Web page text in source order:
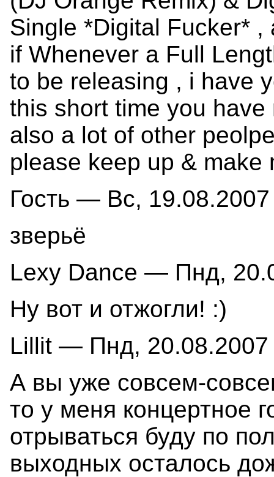
Single *Digital Fucker*
if Whenever a Full
to be releasing , i have
this short time you
also a lot of other
please keep up & make
Гость — Вс,
зверьё
Lexy Dance — Пнд,
Ну вот и отжогли! :)
Lillit — Пнд, 20.08.2007
А вы уже совсем-
то у меня концертное
отрываться буду по
выходных осталось